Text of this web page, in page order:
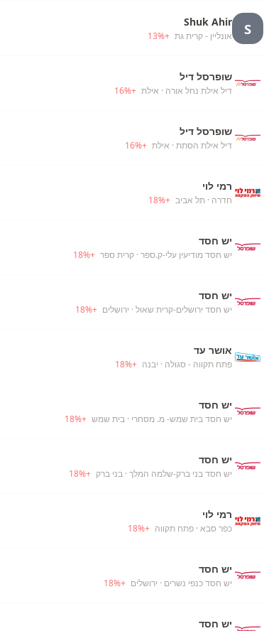
S
Shuk Ahir
אונליין - קרית גת +
13%
שופרסל דיל
דיל אילת נחל אורה · אילת +
16%
שופרסל דיל
דיל אילת הסתת · אילת +
16%
רמי לוי
חדרה · תל אביב +
18%
יש חסד
יש חסד מודיעין עלי-ק.ספר · קרית ספר +
18%
יש חסד
יש חסד ירושלים-קרית שאול · ירושלים +
18%
אושר עד
פתח תקווה - סגולה · יבנה +
18%
יש חסד
יש חסד בית שמש- מ. מסחרי · בית שמש +
18%
יש חסד
יש חסד בני ברק-שלמה המלך · בני ברק +
18%
רמי לוי
כפר סבא · פתח תקווה +
18%
יש חסד
יש חסד כנפי נשרים · ירושלים +
18%
יש חסד